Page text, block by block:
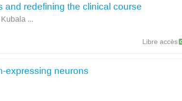
and redefining the clinical course
...
Libre accès
expressing neurons